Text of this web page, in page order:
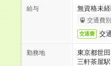
給与 無資格未
交通費
交通費 交
勤務地
東京都世
三軒茶屋駅